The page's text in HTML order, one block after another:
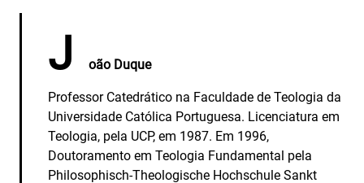
J oão Duque
Professor Catedrático na Faculdade de Teologia da
Universidade Católica Portuguesa. Licenciatura em
Teologia, pela UCP, em 1987. Em 1996,
Doutoramento em Teologia Fundamental pela
Philosophisch-Theologische Hochschule Sankt